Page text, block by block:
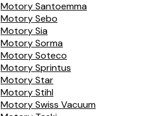
Motory Santoemma
Motory Sebo
Motory Sia
Motory Sorma
Motory Soteco
Motory Sprintus
Motory Star
Motory Stihl
Motory Swiss Vacuum